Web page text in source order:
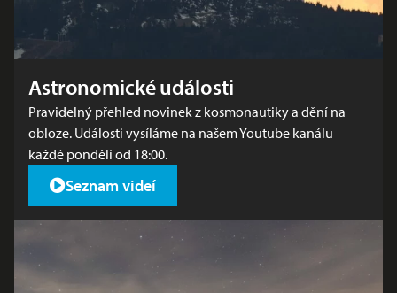
Astronomické události
Pravidelný přehled novinek z kosmonautiky a dění na
obloze. Události vysíláme na našem Youtube kanálu
každé pondělí od 18:00.
Seznam videí